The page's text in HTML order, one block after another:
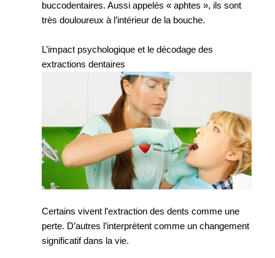
buccodentaires. Aussi appelés « aphtes », ils sont
très douloureux à l’intérieur de la bouche.
L’impact psychologique et le décodage des
extractions dentaires
Certains vivent l’extraction des dents comme une
perte. D’autres l’interprètent comme un changement
significatif dans la vie.